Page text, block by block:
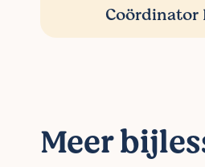
Coördinator
Meer